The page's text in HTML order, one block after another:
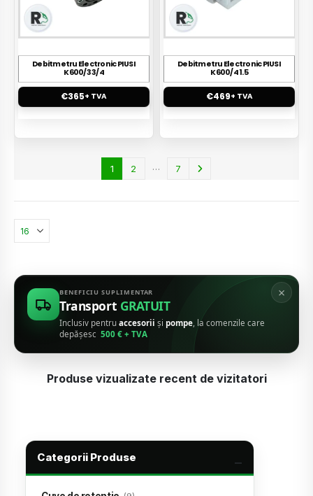
Debitmetru Electronic PIUSI
K600/3 3/4
€365+ TVA
Debitmetru Electronic PIUSI
K600/4 1.5
€469+ TVA
1 2 … 7
×
BENEFICIU SUPLIMENTAR
Transport GRATUIT
Inclusiv pentru accesorii și pompe, la comenzile care
depășesc 500 € + TVA
Produse vizualizate recent de vizitatori
Categorii Produse